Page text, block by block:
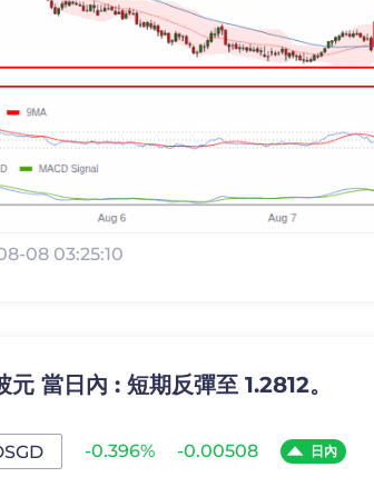
08 03:25:10
元 當日內 : 短期反彈至 1.2812。
-0.396% -0.00508 日內